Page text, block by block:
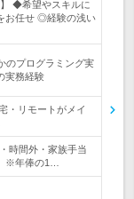
】 ◆希望やスキルに
お任せ ◎経験の浅い
のプログラミング実
実務経験
・リモートがメイ
時間外・家族手当
※年俸の1…